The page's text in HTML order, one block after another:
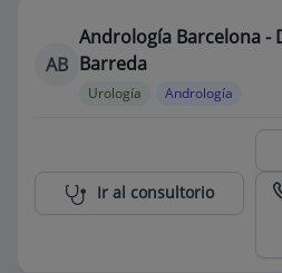
AB
Andrología Barcelona -
Barreda
Urología Andrología
Ir al consultorio